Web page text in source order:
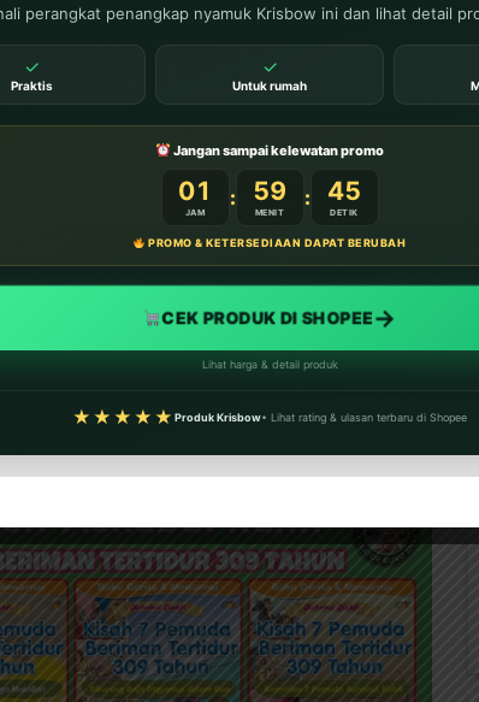
FULL EBOOK ANAK
perangkat penangkap nyamuk Krisbow ini dan lihat detail
✓
Praktis
✓
Untuk rumah
Jangan sampai kelewatan promo
01
JAM
: 59
MENIT
: 42
DETIK
PROMO & KETERSEDIAAN DAPAT BERUBAH
CEK PRODUK DI SHOPEE→
Lihat harga & detail produk
★★★★★ Produk Krisbow• Lihat rating & ulasan terbaru di Shopee